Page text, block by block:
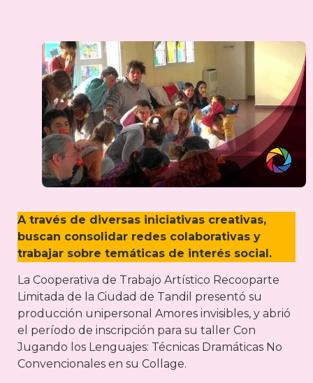
A través de diversas iniciativas creativas,
buscan consolidar redes colaborativas y
trabajar sobre temáticas de interés social.
La Cooperativa de Trabajo Artístico Recooparte
Limitada de la Ciudad de Tandil presentó su
producción unipersonal Amores invisibles, y abrió
el período de inscripción para su taller Con
Jugando los Lenguajes: Técnicas Dramáticas No
Convencionales en su Collage.